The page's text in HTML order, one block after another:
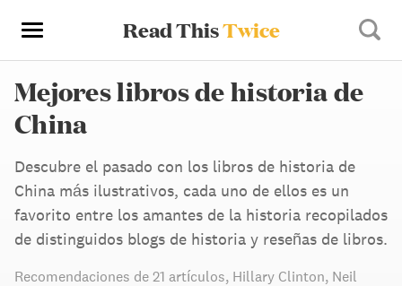
Read ThisTwice
Mejores libros de historia de
China
Descubre el pasado con los libros de historia de
China más ilustrativos, cada uno de ellos es un
favorito entre los amantes de la historia recopilados
de distinguidos blogs de historia y reseñas de libros.
Recomendaciones de 21 artículos, Hillary Clinton, Neil